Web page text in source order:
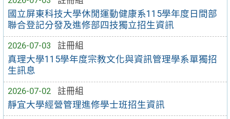
國立屏東科技大學休閒運動健康系115學年度日間部
聯合登記分發及進修部四技獨立招生資訊
2026-07-03
註冊組
真理大學115學年度宗教文化與資訊管理學系單獨招
生訊息
2026-07-02
註冊組
靜宜大學經營管理進修學士班招生資訊